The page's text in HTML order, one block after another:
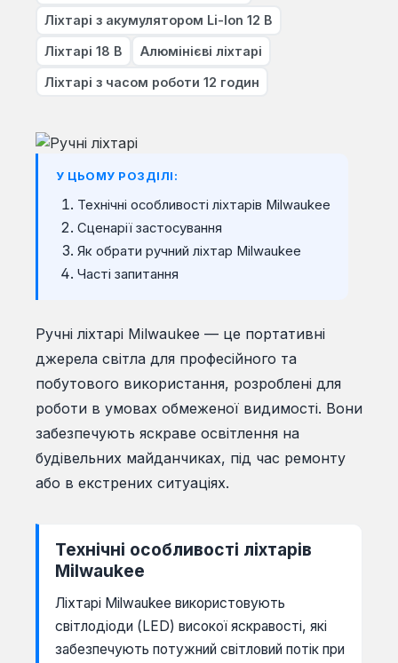
Ліхтарі з акумулятором Li-Ion 12 В
Ліхтарі 18 В Алюмінієві ліхтарі
Ліхтарі з часом роботи 12 годин
У ЦЬОМУ РОЗДІЛІ:
Технічні особливості ліхтарів Milwaukee
Сценарії застосування
Як обрати ручний ліхтар Milwaukee
Часті запитання
Ручні ліхтарі Milwaukee — це портативні
джерела світла для професійного та
побутового використання, розроблені для
роботи в умовах обмеженої видимості. Вони
забезпечують яскраве освітлення на
будівельних майданчиках, під час ремонту
або в екстрених ситуаціях.
Технічні особливості ліхтарів
Milwaukee
Ліхтарі Milwaukee використовують
світлодіоди (LED) високої яскравості, які
забезпечують потужний світловий потік при